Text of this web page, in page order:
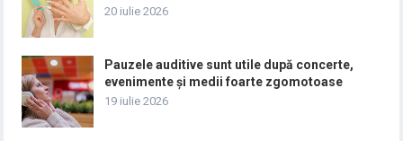
20 iulie 2026
Pauzele auditive sunt utile după concerte,
evenimente și medii foarte zgomotoase
19 iulie 2026